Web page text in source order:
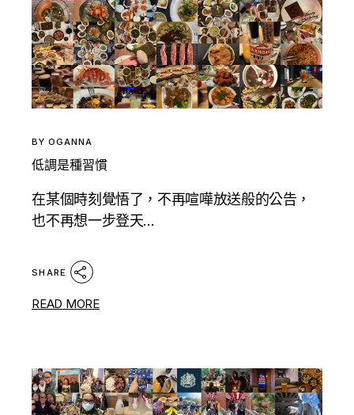
BY OGANNA
低調是種習慣
在某個時刻覺悟了，不再喧嘩放送般的公告，
也不再想一步登天...
SHARE
READ MORE